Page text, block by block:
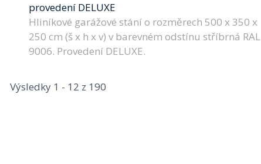
provedení DELUXE
Hliníkové garážové stání o rozměrech 500 x 350 x
250 cm (š x h x v) v barevném odstínu stříbrná RAL
9006. Provedení DELUXE.
Výsledky 1 - 12 z 190